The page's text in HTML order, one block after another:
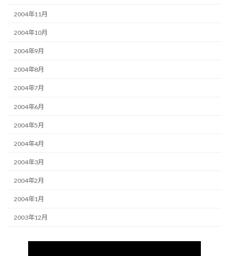
2004年11月
2004年10月
2004年9月
2004年8月
2004年7月
2004年6月
2004年5月
2004年4月
2004年3月
2004年2月
2004年1月
2003年12月